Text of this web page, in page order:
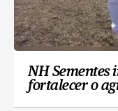
NH Sementes
fortalecer o